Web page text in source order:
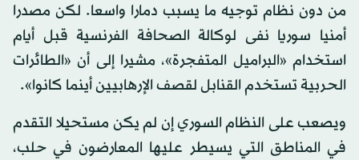
من دون نظام توجيه ما يسبب دمارا واسعا. لكن مصدرا
أمنيا سوريا نفى لوكالة الصحافة الفرنسية قبل أيام
استخدام «البراميل المتفجرة»، مشيرا إلى أن «الطائرات
الحربية تستخدم القنابل لقصف الإرهابيين أينما كانوا».
ويصعب على النظام السوري إن لم يكن مستحيلا التقدم
في المناطق التي يسيطر عليها المعارضون في حلب،